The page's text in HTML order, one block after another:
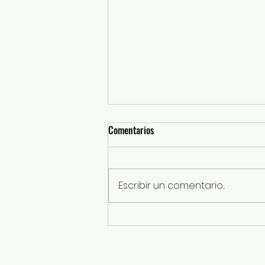
Sentencian a 13 años de prisión a
Comentarios
Escribir un comentario...